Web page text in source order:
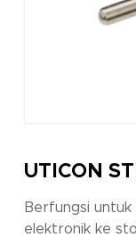
UTICON
Berfungsi
elektronik ke